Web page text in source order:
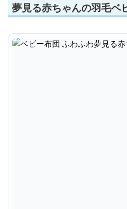
夢見る赤ちゃんの羽毛ベ